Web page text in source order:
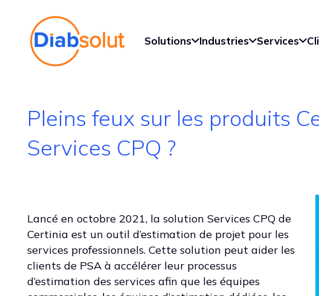
Solutions Industries Services
Pleins feux sur les produits
Services CPQ ?
Lancé en octobre 2021, la solution Services CPQ de
Certinia est un outil d’estimation de projet pour les
services professionnels. Cette solution peut aider les
clients de PSA à accélérer leur processus
d’estimation des services afin que les équipes